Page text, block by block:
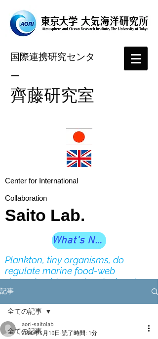
国際連携研究センタ
ー
​齊藤研究室
​Center for International
Collaboration
Saito Lab.
What's New?
Plankton, tiny organisms, do
regulate marine food-web
dynamics, biogeochemical cycles
and ecosystem services our society
depends on
記事
全ての記事
全ての記事
aori-saitolab
2020年4月10日 読了時間: 1分